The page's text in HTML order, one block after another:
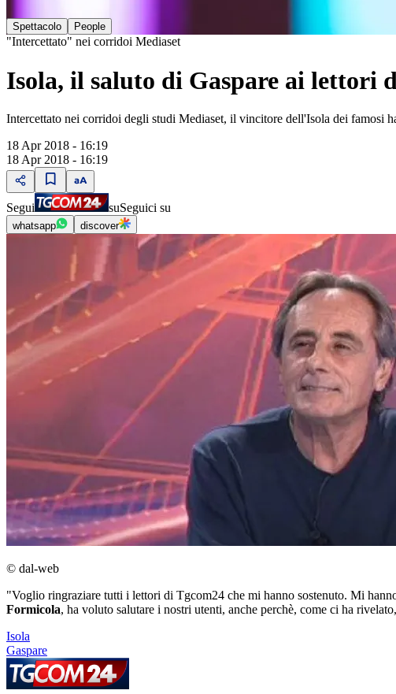
Spettacolo People
"Intercettato" nei corridoi Mediaset
Isola, il saluto di Gaspare ai lettori
Intercettato nei corridoi degli studi Mediaset, il vincitore dell'Isola dei famosi
18 Apr 2018 - 16:19
18 Apr 2018 - 16:19
Segui suSeguici su
whatsapp discover
© dal-web
"Voglio ringraziare tutti i lettori di Tgcom24 che mi hanno sostenuto. Mi
Formicola, ha voluto salutare i nostri utenti, anche perchè, come ci ha
Isola
Gaspare